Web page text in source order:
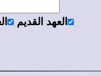
العهد القديم